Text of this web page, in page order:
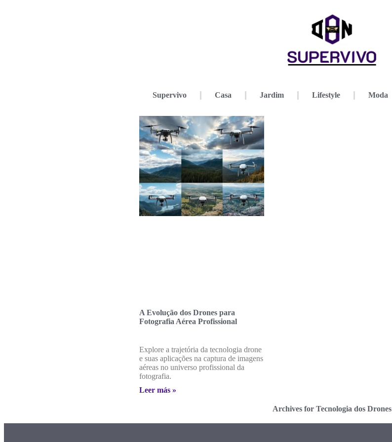
Supervivo Casa Jardim Lifestyle Moda
A Evolução dos Drones para
Fotografia Aérea Profissional
Explore a trajetória da tecnologia drone
e suas aplicações na captura de imagens
aéreas no universo profissional da
fotografia.
Leer más »
Archives for Tecnologia dos Drones